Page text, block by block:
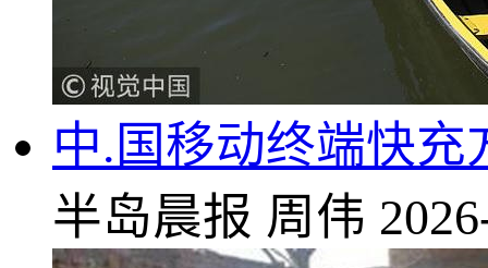
中.国移动终端快
半岛晨报 周伟